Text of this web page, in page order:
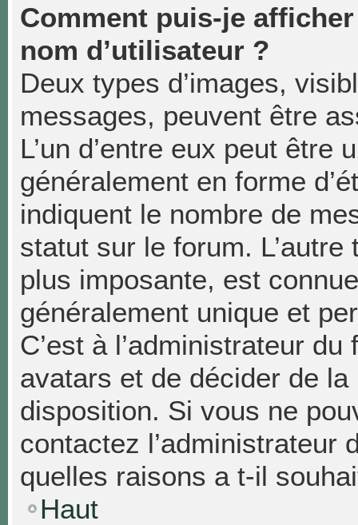
Comment puis-je
nom d’utilisateur ?
Deux types d’images,
messages, peuvent être
L’un d’entre eux peut
généralement en forme
indiquent le nombre de
statut sur le forum.
plus imposante, est
généralement unique et
C’est à l’administrateur
avatars et de décider de
disposition. Si vous ne
contactez l’administrateur
quelles raisons a t-il
Haut